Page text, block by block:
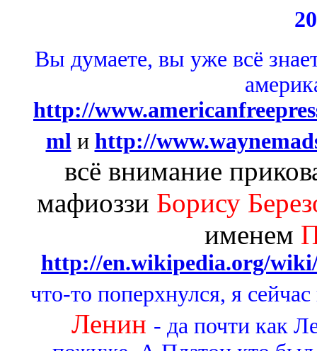
Вы думаете, вы уже всё
http://
ml и http://
всё внимание
мафиоззи Борису
именем
http://en.wikipedia.org/
что-то поперхнулся, я
Ленин - да почти как